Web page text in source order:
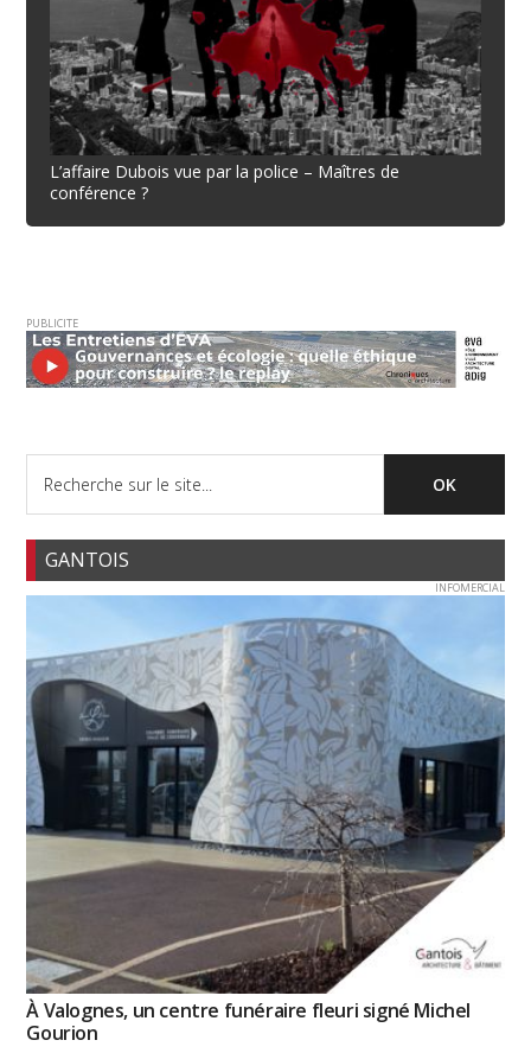
L’affaire Dubois vue par la police – Maîtres de
conférence ?
PUBLICITE
GANTOIS
INFOMERCIAL
À Valognes, un centre funéraire fleuri signé Michel
Gourion